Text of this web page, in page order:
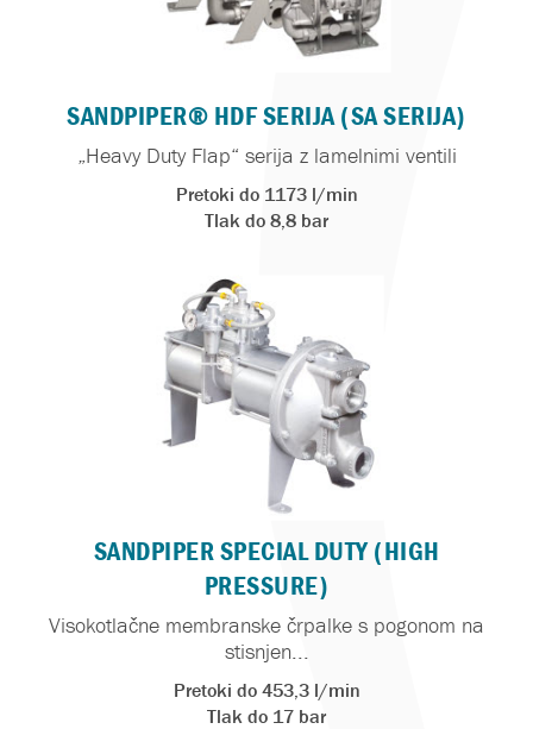
SANDPIPER® HDF SERIJA (SA SERIJA)
„Heavy Duty Flap“ serija z lamelnimi ventili
Pretoki do 1173 l/min
Tlak do 8,8 bar
SANDPIPER SPECIAL DUTY (HIGH
PRESSURE)
Visokotlačne membranske črpalke s pogonom na
stisnjen...
Pretoki do 453,3 l/min
Tlak do 17 bar